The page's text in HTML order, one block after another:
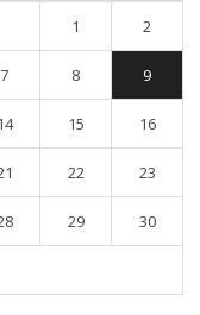
1 2
7 8 9
15 16
22 23
29 30